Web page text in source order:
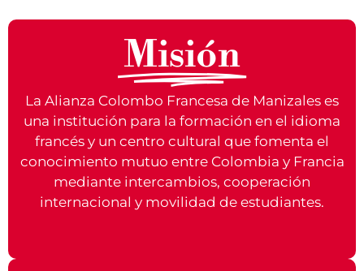
Misión
La Alianza Colombo Francesa de Manizales es
una institución para la formación en el idioma
francés y un centro cultural que fomenta el
conocimiento mutuo entre Colombia y Francia
mediante intercambios, cooperación
internacional y movilidad de estudiantes.